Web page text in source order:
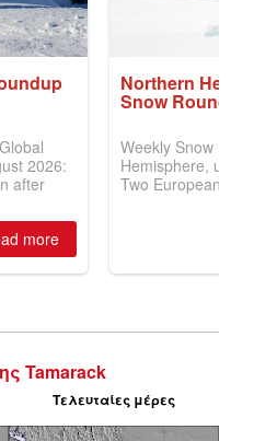
Tamarack
Τελευταίες μέρες